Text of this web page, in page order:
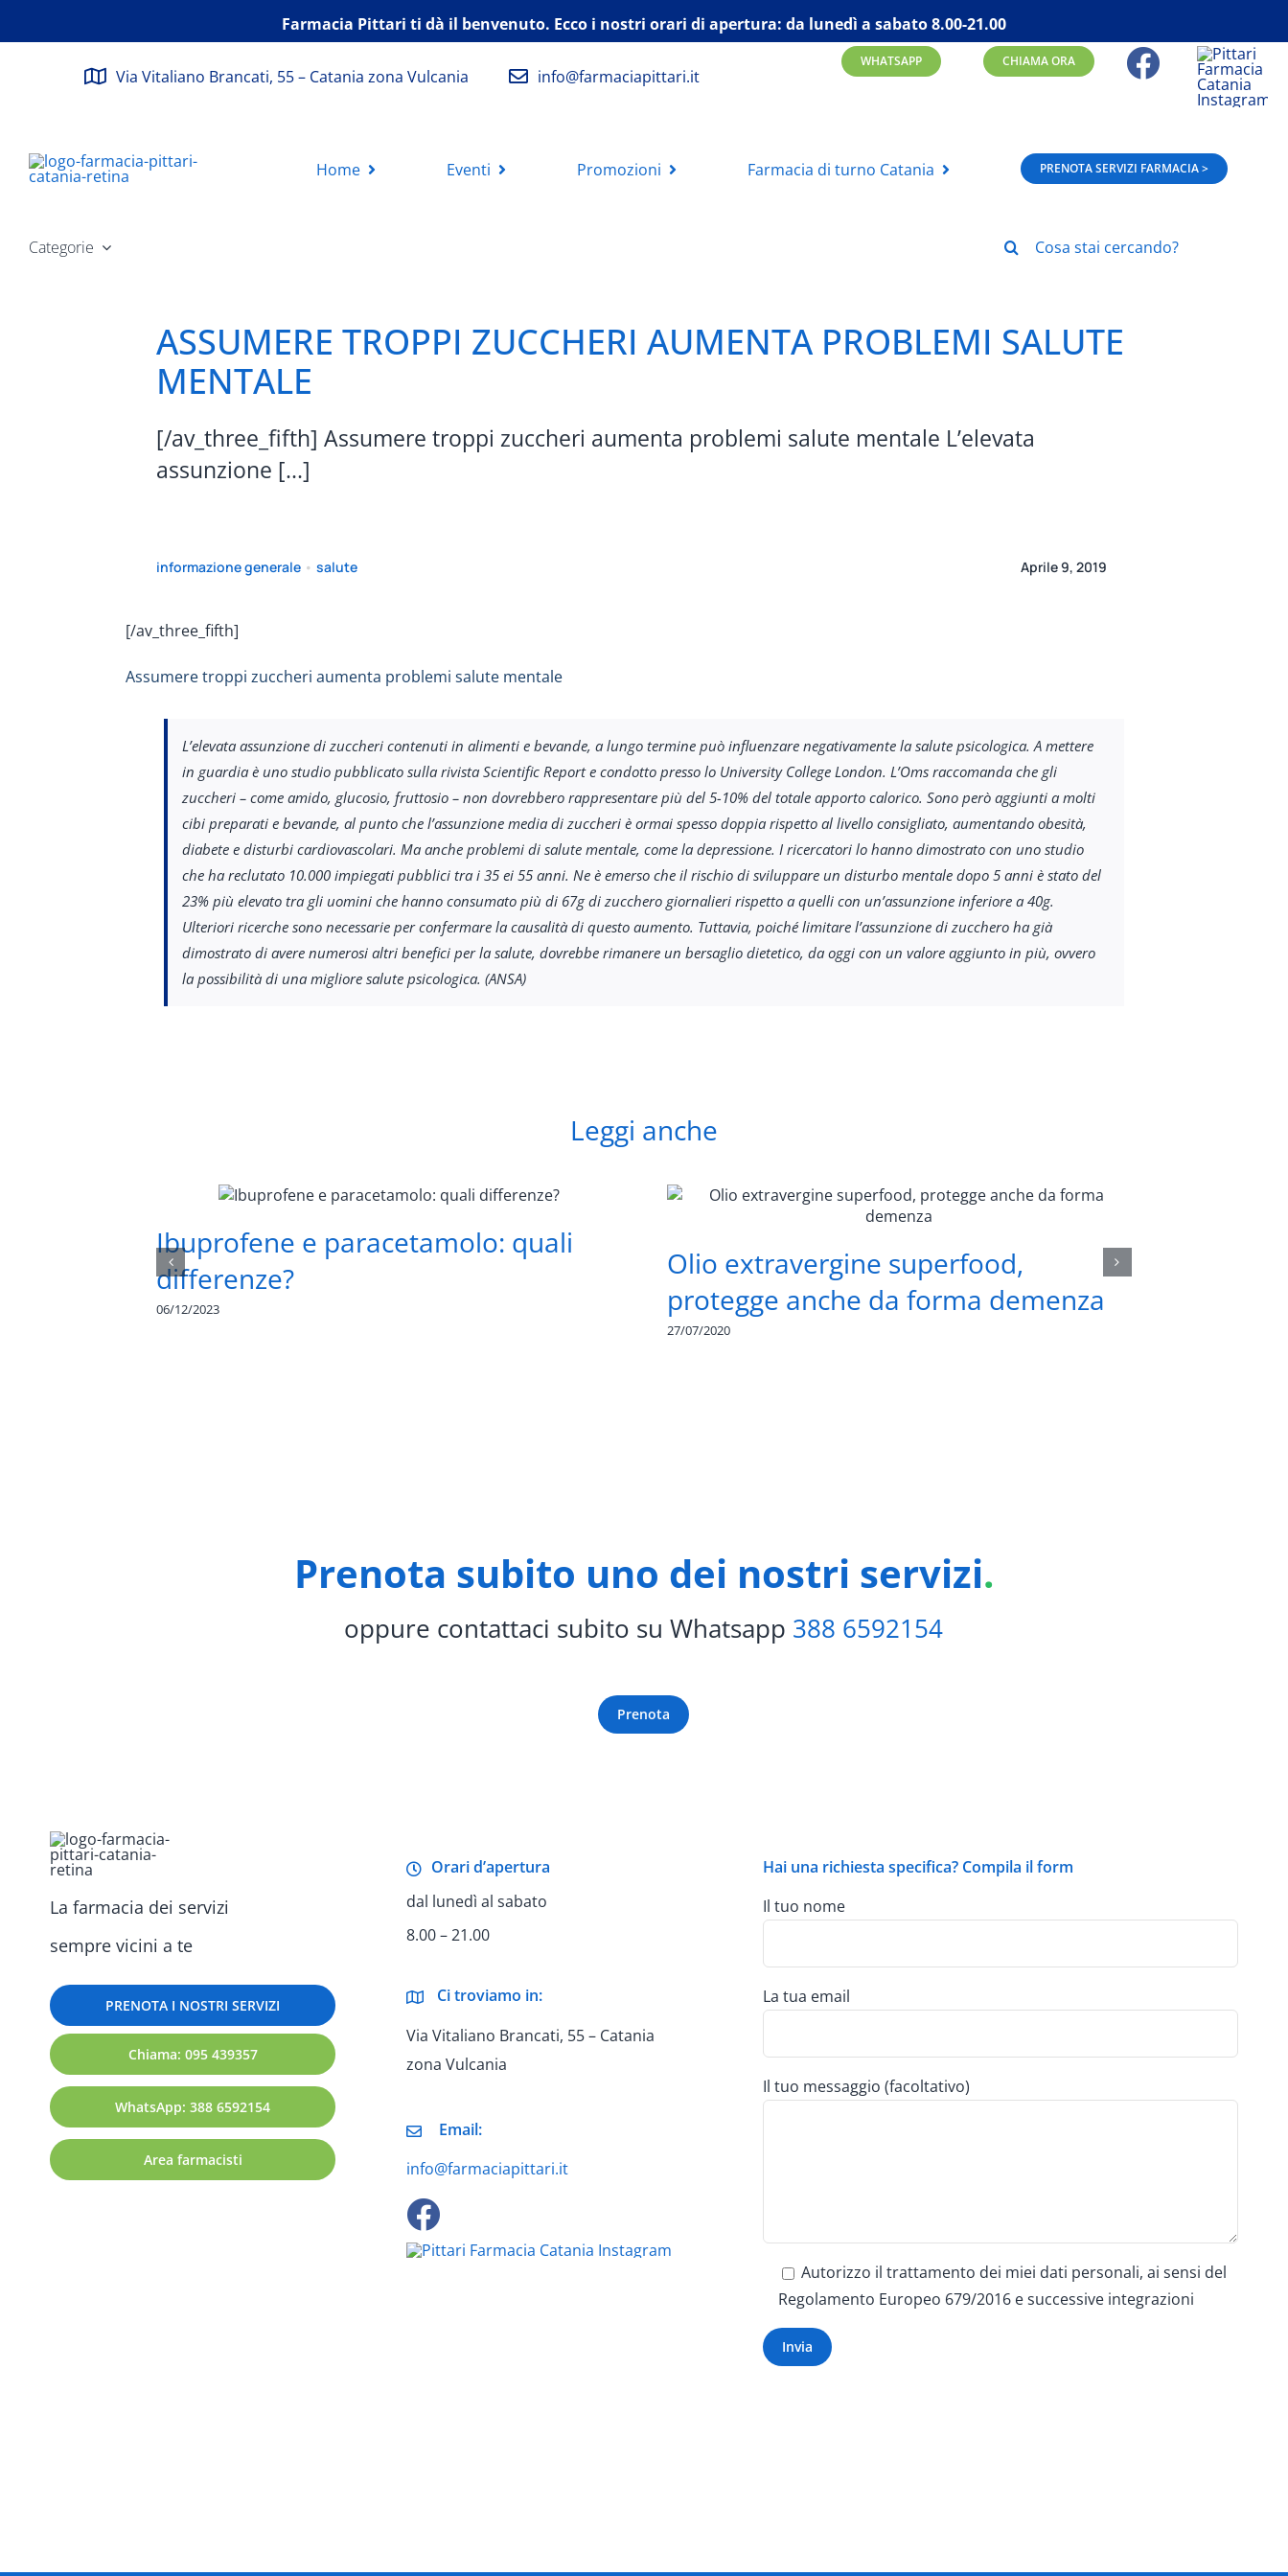
al
Farmacia Pittari ti dà il benvenuto. Ecco i nostri orari di apertura: da lunedì a sabato 8.00-21.00
Via Vitaliano Brancati, 55 – Catania zona Vulcania info@farmaciapittari.it
WHATSAPP CHIAMA ORA
Home Eventi Promozioni Farmacia di turno Catania PRENOTA SERVIZI FARMACIA >
Categorie
Cerca
ASSUMERE TROPPI ZUCCHERI AUMENTA PROBLEMI SALUTE
MENTALE
[/av_three_fifth] Assumere troppi zuccheri aumenta problemi salute mentale L’elevata
assunzione [...]
informazione generale •salute Aprile 9, 2019
[/av_three_fifth]
Assumere troppi zuccheri aumenta problemi salute mentale
L’elevata assunzione di zuccheri contenuti in alimenti e bevande, a lungo termine può influenzare negativamente la salute psicologica. A mettere
in guardia è uno studio pubblicato sulla rivista Scientific Report e condotto presso lo University College London. L’Oms raccomanda che gli
zuccheri – come amido, glucosio, fruttosio – non dovrebbero rappresentare più del 5-10% del totale apporto calorico. Sono però aggiunti a molti
cibi preparati e bevande, al punto che l’assunzione media di zuccheri è ormai spesso doppia rispetto al livello consigliato, aumentando obesità,
diabete e disturbi cardiovascolari. Ma anche problemi di salute mentale, come la depressione. I ricercatori lo hanno dimostrato con uno studio
che ha reclutato 10.000 impiegati pubblici tra i 35 ei 55 anni. Ne è emerso che il rischio di sviluppare un disturbo mentale dopo 5 anni è stato del
23% più elevato tra gli uomini che hanno consumato più di 67g di zucchero giornalieri rispetto a quelli con un’assunzione inferiore a 40g.
Ulteriori ricerche sono necessarie per confermare la causalità di questo aumento. Tuttavia, poiché limitare l’assunzione di zucchero ha già
dimostrato di avere numerosi altri benefici per la salute, dovrebbe rimanere un bersaglio dietetico, da oggi con un valore aggiunto in più, ovvero
la possibilità di una migliore salute psicologica. (ANSA)
Leggi anche
Ibuprofene e paracetamolo: quali
differenze?
06/12/2023
Olio extravergine superfood,
protegge anche da forma demenza
27/07/2020
Prenota subito uno dei nostri servizi.
oppure contattaci subito su Whatsapp 388 6592154
Prenota
La farmacia dei servizi
sempre vicini a te
PRENOTA I NOSTRI SERVIZI
Chiama: 095 439357
WhatsApp: 388 6592154
Area farmacisti
Orari d’apertura
dal lunedì al sabato
8.00 – 21.00
Ci troviamo in:
Via Vitaliano Brancati, 55 – Catania
zona Vulcania
Email:
info@farmaciapittari.it
Hai una richiesta specifica? Compila il form
Il tuo nome
La tua email
Il tuo messaggio (facoltativo)
Autorizzo il trattamento dei miei dati personali, ai sensi del
Regolamento Europeo 679/2016 e successive integrazioni